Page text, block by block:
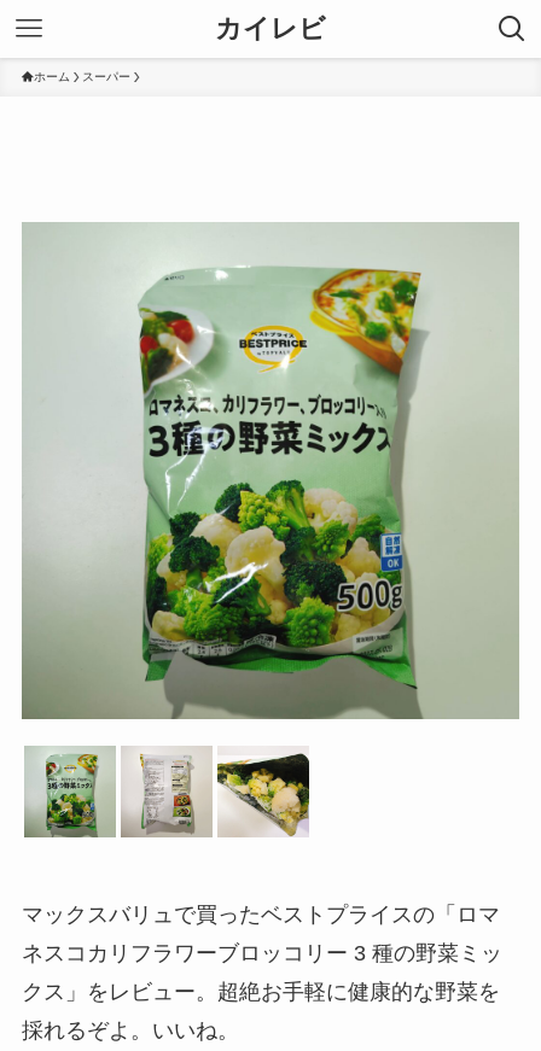
カイレビ
ホーム スーパー
マックスバリュで買ったベストプライスの「ロマ
ネスコカリフラワーブロッコリー 3 種の野菜ミッ
クス」をレビュー。超絶お手軽に健康的な野菜を
採れるぞよ。いいね。